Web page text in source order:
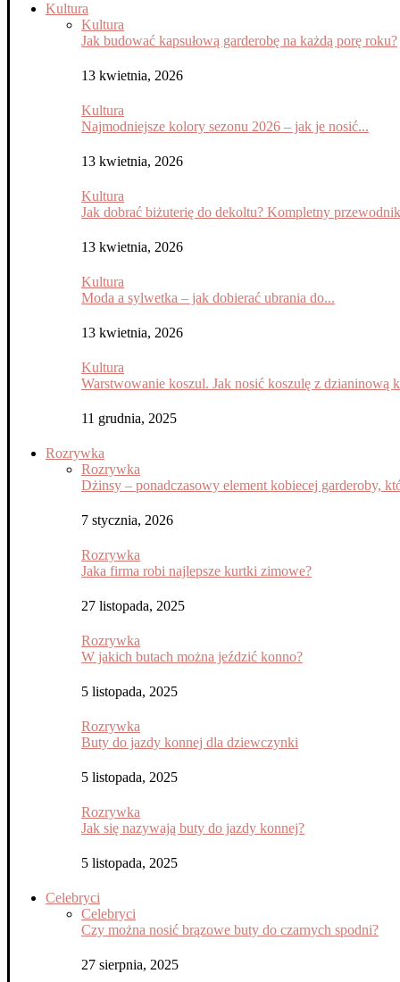
Kultura
Kultura
Jak budować kapsułową garderobę na każdą porę roku?
13 kwietnia, 2026
Kultura
Najmodniejsze kolory sezonu 2026 – jak je nosić...
13 kwietnia, 2026
Kultura
Jak dobrać biżuterię do dekoltu? Kompletny przewodnik
13 kwietnia, 2026
Kultura
Moda a sylwetka – jak dobierać ubrania do...
13 kwietnia, 2026
Kultura
Warstwowanie koszul. Jak nosić koszulę z dzianinową
11 grudnia, 2025
Rozrywka
Rozrywka
Dżinsy – ponadczasowy element kobiecej garderoby,
7 stycznia, 2026
Rozrywka
Jaka firma robi najlepsze kurtki zimowe?
27 listopada, 2025
Rozrywka
W jakich butach można jeździć konno?
5 listopada, 2025
Rozrywka
Buty do jazdy konnej dla dziewczynki
5 listopada, 2025
Rozrywka
Jak się nazywają buty do jazdy konnej?
5 listopada, 2025
Celebryci
Celebryci
Czy można nosić brązowe buty do czarnych spodni?
27 sierpnia, 2025